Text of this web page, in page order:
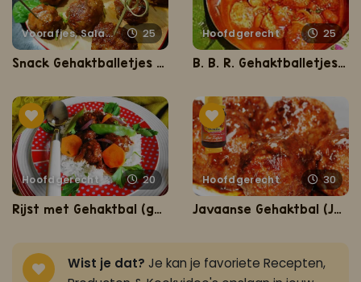
Voorafjes, Salades, Hapjes en Lekkernijen 25
Snack Gehaktballetjes (gehaktballetjes op een exclusieve saus)
Hoofdgerecht 25
B. B. R. Gehaktballetjes (bruine bonen met rijst en gehaktballetjes)
Hoofdgerecht 20
Rijst met Gehaktbal (gehaktbal in sojasaus met rijst)
Hoofdgerecht 30
Javaanse Gehaktbal (Javaanse gehaktbal met de lekkerste Sandhia's nasi)
Wist je dat? Je kan je favoriete Recepten,